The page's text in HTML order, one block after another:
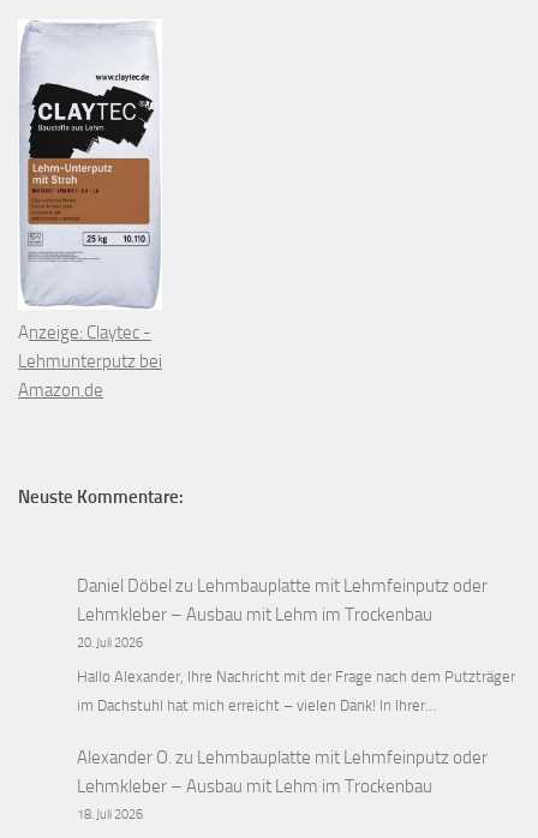
Anzeige: Claytec -
Lehmunterputz bei
Amazon.de
Neuste Kommentare:
Daniel Döbel zu Lehmbauplatte mit Lehmfeinputz oder
Lehmkleber – Ausbau mit Lehm im Trockenbau
20. Juli 2026
Hallo Alexander, Ihre Nachricht mit der Frage nach dem Putzträger
im Dachstuhl hat mich erreicht – vielen Dank! In Ihrer…
Alexander O. zu Lehmbauplatte mit Lehmfeinputz oder
Lehmkleber – Ausbau mit Lehm im Trockenbau
18. Juli 2026